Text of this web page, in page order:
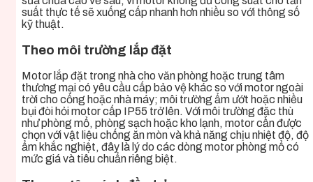
suất thực tế sẽ xuống cấp nhanh hơn nhiều so với thông số
kỹ thuật.
Theo môi trường lắp đặt
Motor lắp đặt trong nhà cho văn phòng hoặc trung tâm
thương mại có yêu cầu cấp bảo vệ khác so với motor ngoài
trời cho cổng hoặc nhà máy; môi trường ẩm ướt hoặc nhiều
bụi đòi hỏi motor cấp IP55 trở lên. Với môi trường đặc thù
như phòng mổ, phòng sạch hoặc kho lạnh, motor cần được
chọn với vật liệu chống ăn mòn và khả năng chịu nhiệt độ, độ
ẩm khắc nghiệt, đây là lý do các dòng motor phòng mổ có
mức giá và tiêu chuẩn riêng biệt.